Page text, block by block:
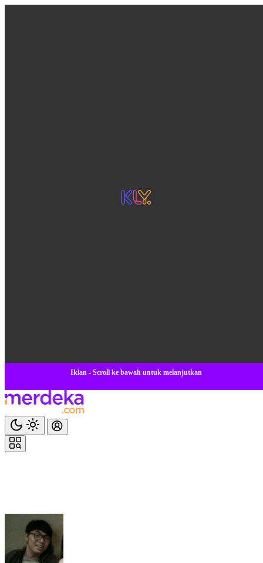
Iklan - Scroll ke bawah untuk melanjutkan